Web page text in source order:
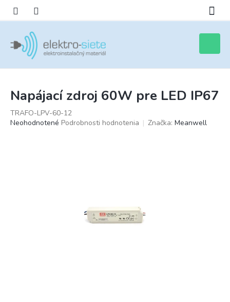
obsah
košík
Napájací zdroj 60W pre LED IP67
TRAFO-LPV-60-12
Priemerné
Neohodnotené Podrobnosti hodnotenia Značka: Meanwell